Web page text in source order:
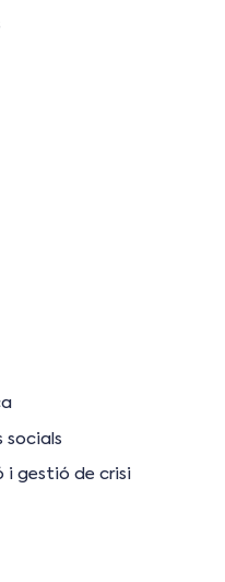
socials
i gestió de crisi